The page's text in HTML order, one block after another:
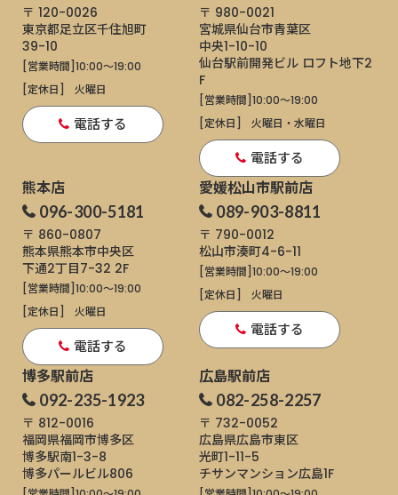
〒 120-0026
東京都足立区千住旭町
39-10
[営業時間]10:00～19:00
[定休日]
火曜日
電話する
〒 980-0021
宮城県仙台市青葉区
中央1-10-10
仙台駅前開発ビル ロフト地下2
F
[営業時間]10:00～19:00
[定休日]
火曜日・水曜日
電話する
熊本店
096-300-5181
〒 860-0807
熊本県熊本市中央区
下通2丁目7-32 2F
[営業時間]10:00～19:00
[定休日]
火曜日
電話する
愛媛松山市駅前店
089-903-8811
〒 790-0012
松山市湊町4-6-11
[営業時間]10:00～19:00
[定休日]
火曜日
電話する
博多駅前店
092-235-1923
〒 812-0016
福岡県福岡市博多区
博多駅南1-3-8
博多パールビル806
広島駅前店
082-258-2257
〒 732-0052
広島県広島市東区
光町1-11-5
チサンマンション広島1F